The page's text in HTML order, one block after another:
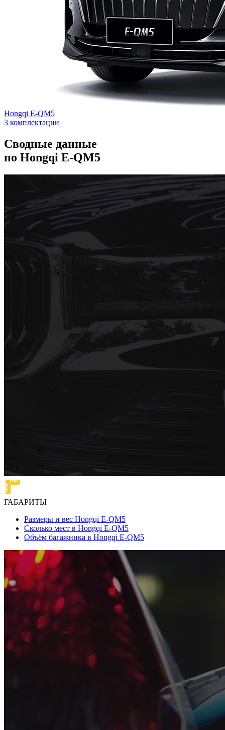
Hongqi E-QM5
3 комплектации
Сводные данные
по Hongqi E-QM5
ГАБАРИТЫ
Размеры и вес Hongqi E-QM5
Сколько мест в Hongqi E-QM5
Объём багажника в Hongqi E-QM5